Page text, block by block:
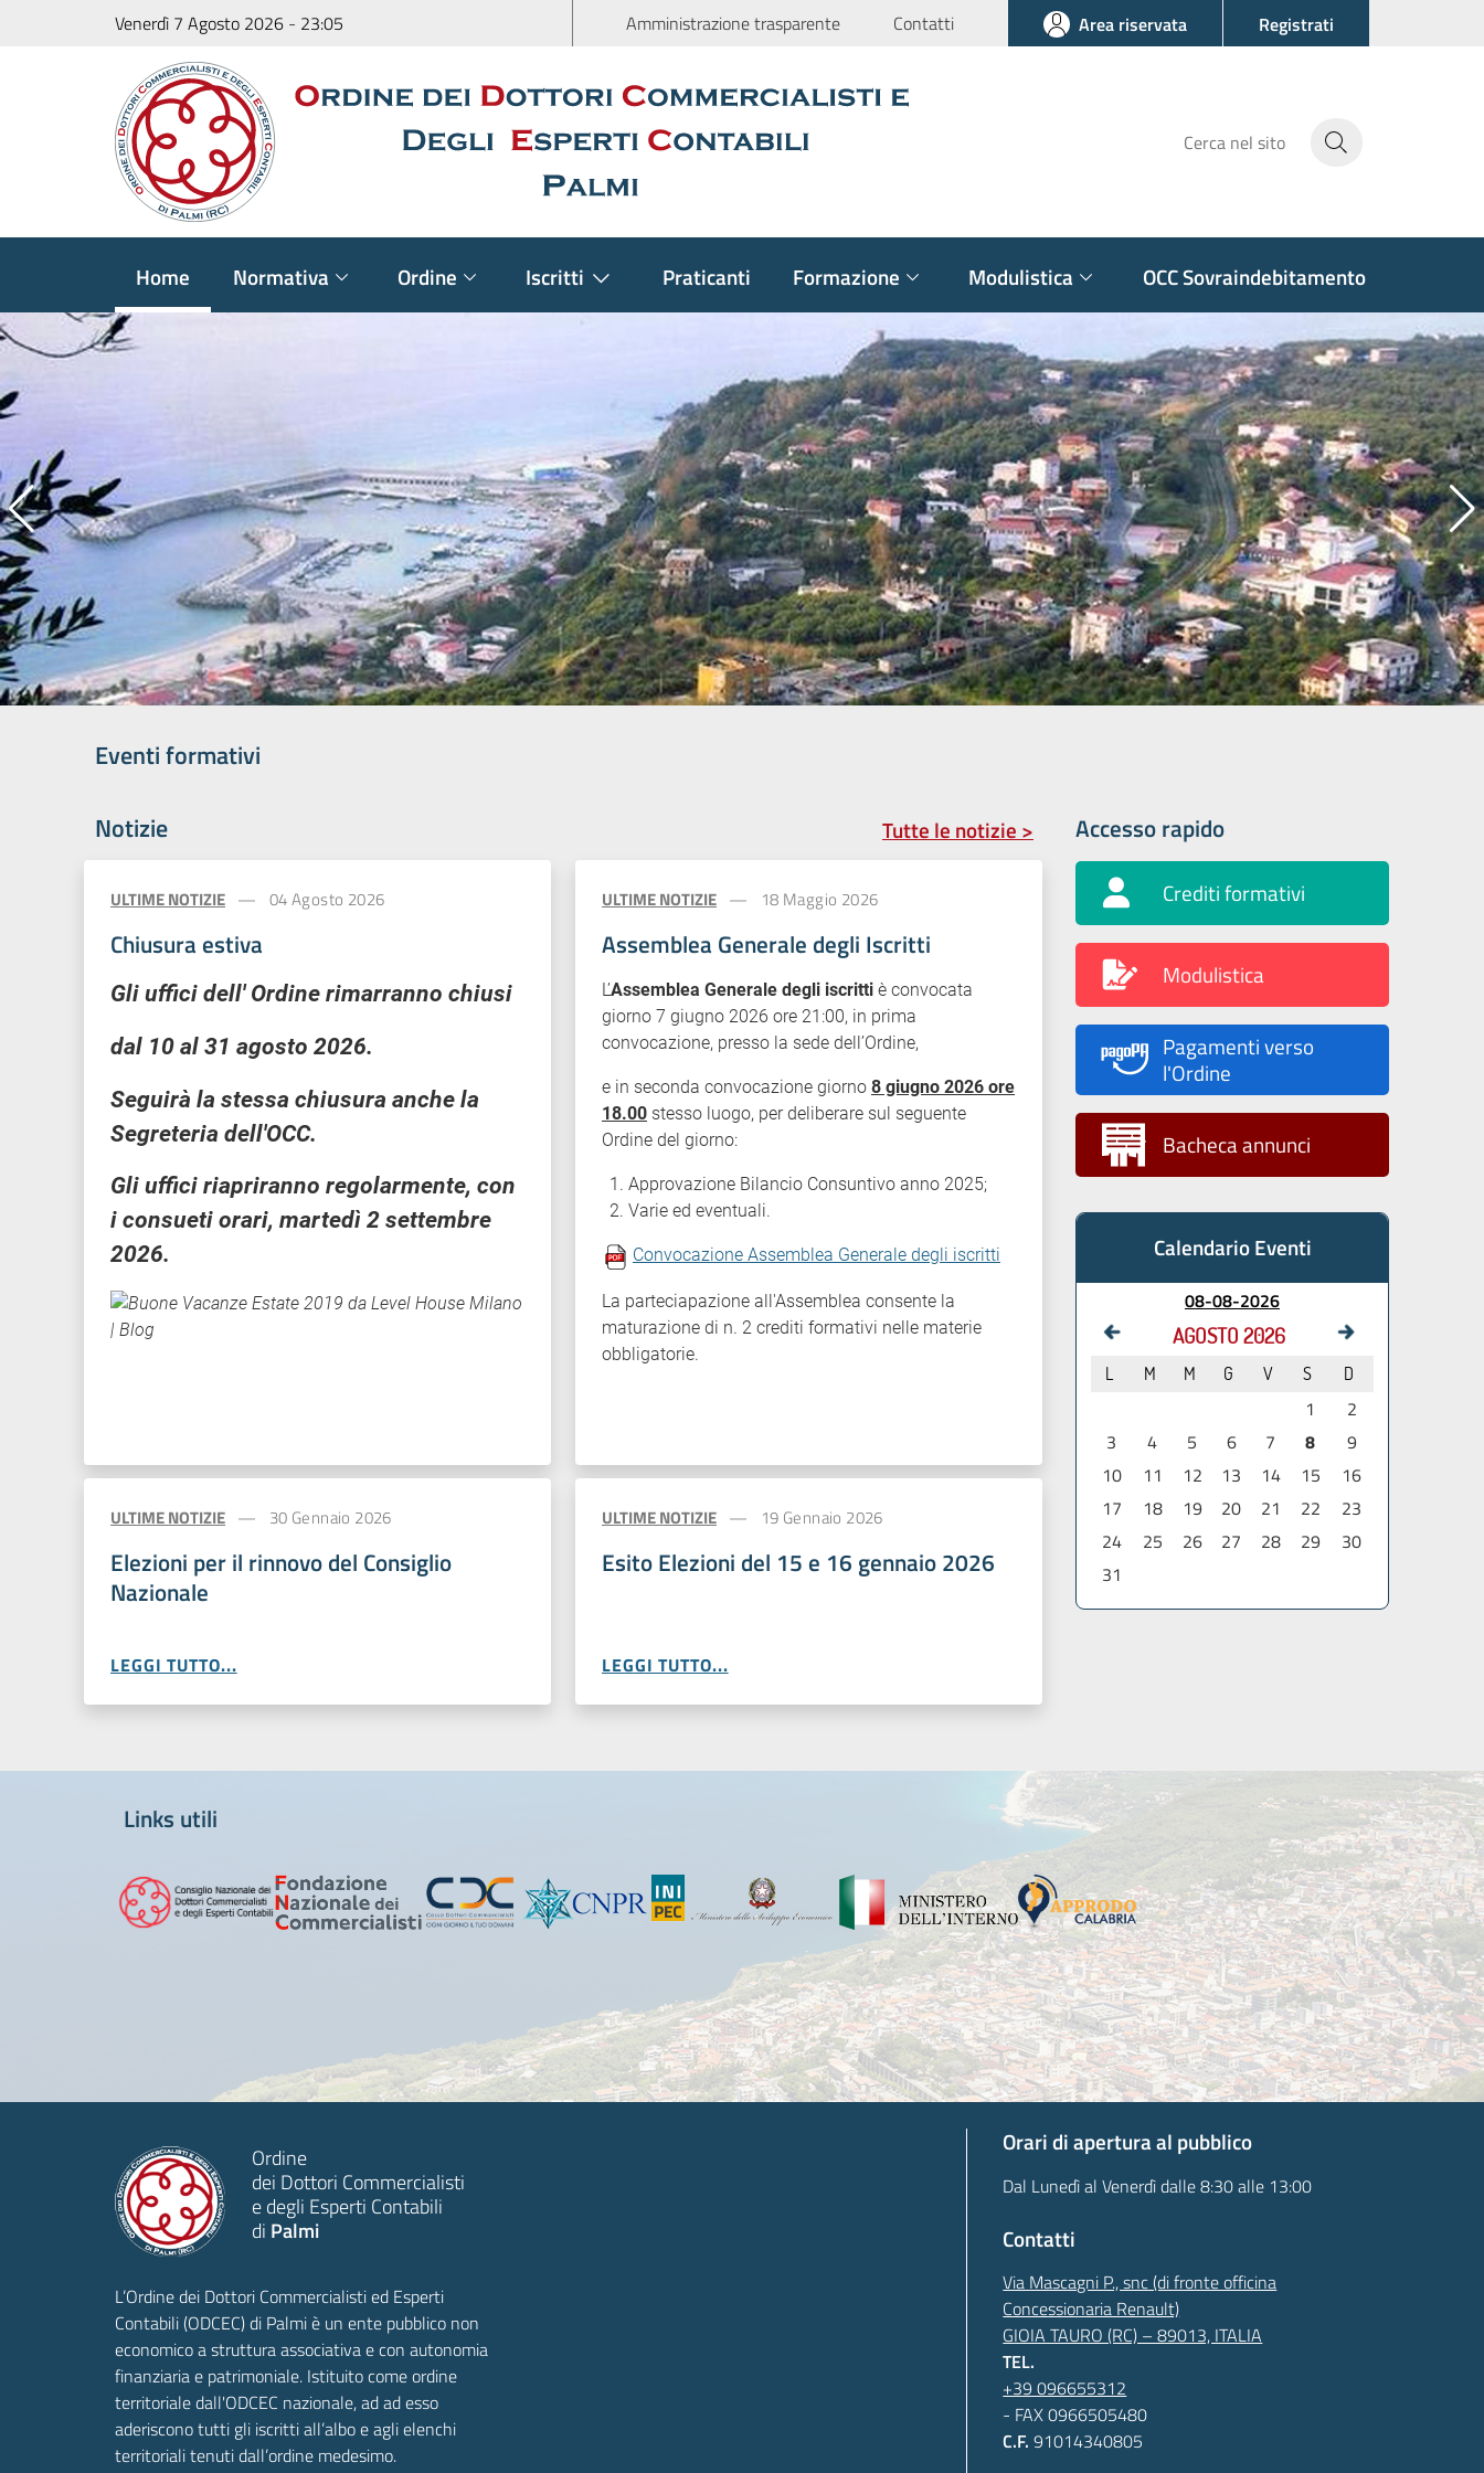
Venerdì 7 Agosto 2026 - 23:05 Amministrazione trasparente Contatti Area riservata Registrati
Home Normativa Ordine Iscritti Praticanti Formazione Modulistica OCC Sovraindebitamento
Eventi formativi
Notizie
ULTIME NOTIZIE 04 Agosto 2026
Chiusura estiva
Gli uffici dell' Ordine rimarranno chiusi
dal 10 al 31 agosto 2026.
Seguirà la stessa chiusura anche la
Segreteria dell'OCC.
Gli uffici riapriranno regolarmente, con
i consueti orari, martedì 2 settembre
2026.
ULTIME NOTIZIE 18 Maggio 2026
Assemblea Generale degli Iscritti
L’Assemblea Generale degli iscritti è convocata
giorno 7 giugno 2026 ore 21:00, in prima
convocazione, presso la sede dell’Ordine,
e in seconda convocazione giorno 8 giugno 2026 ore
18.00 stesso luogo, per deliberare sul seguente
Ordine del giorno:
Approvazione Bilancio Consuntivo anno 2025;
Varie ed eventuali.
Convocazione Assemblea Generale degli iscritti
La parteciapazione all'Assemblea consente la
maturazione di n. 2 crediti formativi nelle materie
obbligatorie.
ULTIME NOTIZIE 30 Gennaio 2026
Elezioni per il rinnovo del Consiglio
Nazionale
LEGGI TUTTO...
ULTIME NOTIZIE 19 Gennaio 2026
Esito Elezioni del 15 e 16 gennaio 2026
LEGGI TUTTO...
Tutte le notizie > Accesso rapido
Crediti formativi
Modulistica
Pagamenti verso
l'Ordine
Bacheca annunci
Calendario Eventi
08-08-2026
AGOSTO 2026
L M M G V S D
1
2
3
4 5 6 7 8
9
10
11 12 13 14 15
16
17
18 19 20 21 22
23
24
25 26 27 28 29
30
31
Links utili
Ordine
dei Dottori Commercialisti
e degli Esperti Contabili
di Palmi
L’Ordine dei Dottori Commercialisti ed Esperti
Contabili (ODCEC) di Palmi è un ente pubblico non
economico a struttura associativa e con autonomia
finanziaria e patrimoniale. Istituito come ordine
territoriale dall'ODCEC nazionale, ad ad esso
aderiscono tutti gli iscritti all’albo e agli elenchi
territoriali tenuti dall’ordine medesimo.
Orari di apertura al pubblico
Dal Lunedì al Venerdì dalle 8:30 alle 13:00
Contatti
Via Mascagni P., snc (di fronte officina
Concessionaria Renault)
GIOIA TAURO (RC) – 89013, ITALIA
TEL.
+39 096655312
- FAX 0966505480
C.F. 91014340805